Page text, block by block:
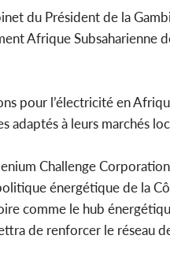
du Président de la
Afrique Subsaharienne
pour l’électricité en
à leurs marchés
Challenge
énergétique de la
comme le hub
de renforcer le réseau